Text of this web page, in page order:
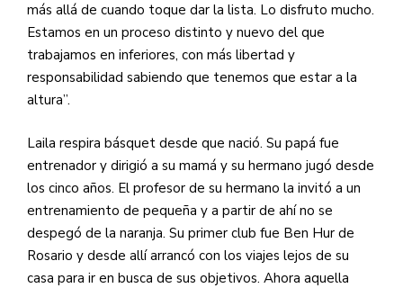
más allá de cuando toque dar la lista. Lo disfruto mucho.
Estamos en un proceso distinto y nuevo del que
trabajamos en inferiores, con más libertad y
responsabilidad sabiendo que tenemos que estar a la
altura”.
Laila respira básquet desde que nació. Su papá fue
entrenador y dirigió a su mamá y su hermano jugó desde
los cinco años. El profesor de su hermano la invitó a un
entrenamiento de pequeña y a partir de ahí no se
despegó de la naranja. Su primer club fue Ben Hur de
Rosario y desde allí arrancó con los viajes lejos de su
casa para ir en busca de sus objetivos. Ahora aquella